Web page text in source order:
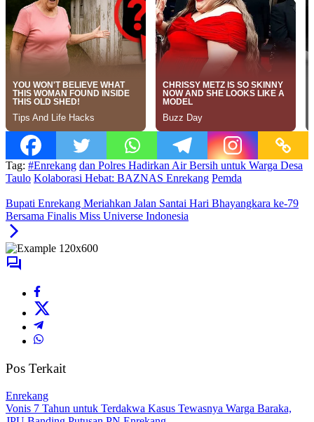
Tag: #Enrekang dan Polres Hadirkan Air Bersih untuk Warga Desa
Taulo Kolaborasi Hebat: BAZNAS Enrekang Pemda
Bupati Enrekang Meriahkan Jalan Santai Hari Bhayangkara ke-79
Bersama Finalis Miss Universe Indonesia
Pos Terkait
Enrekang
Vonis 7 Tahun untuk Terdakwa Kasus Tewasnya Warga Baraka,